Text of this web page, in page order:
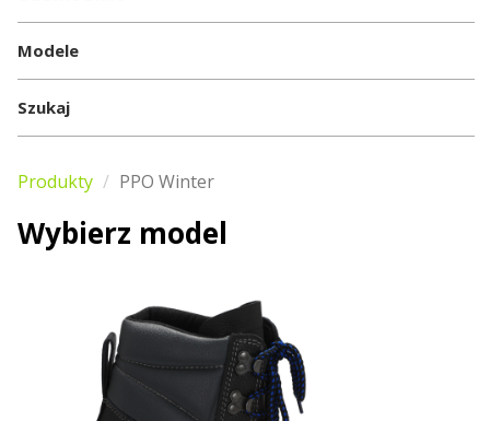
Modele
Szukaj
Produkty PPO Winter
Wybierz model